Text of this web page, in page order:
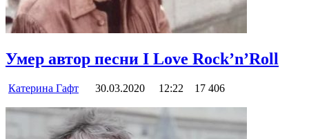
Умер автор песни I Love Rock’n’Roll
Катерина Гафт 30.03.2020 12:22 17 406